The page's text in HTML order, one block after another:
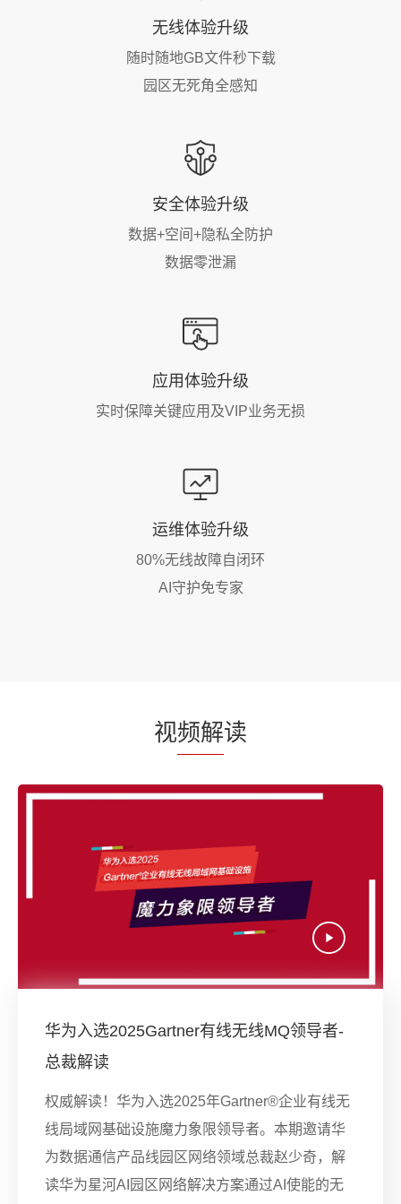
无线体验升级
随时随地GB文件秒下载
园区无死角全感知
安全体验升级
数据+空间+隐私全防护
数据零泄漏
应用体验升级
实时保障关键应用及VIP业务无损
运维体验升级
80%无线故障自闭环
AI守护免专家
视频解读
华为入选2025Gartner有线无线MQ领导者-
总裁解读
权威解读！华为入选2025年Gartner®企业有线无
线局域网基础设施魔力象限领导者。本期邀请华
为数据通信产品线园区网络领域总裁赵少奇，解
读华为星河AI园区网络解决方案通过AI使能的无